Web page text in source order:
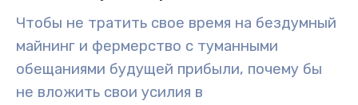
Чтобы не тратить свое время на бездумный
майнинг и фермерство с туманными
обещаниями будущей прибыли, почему бы
не вложить свои усилия в